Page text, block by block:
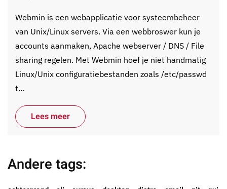
Webmin is een webapplicatie voor systeembeheer
van Unix/Linux servers. Via een webbroswer kun je
accounts aanmaken, Apache webserver / DNS / File
sharing regelen. Met Webmin hoef je niet handmatig
Linux/Unix configuratiebestanden zoals /etc/passwd
t…
Lees meer
Andere tags: